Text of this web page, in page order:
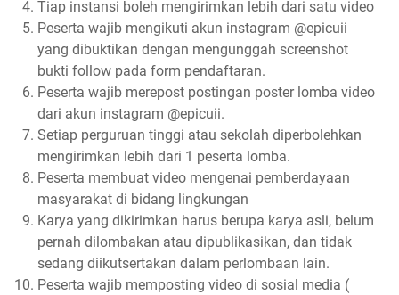
Tiap instansi boleh mengirimkan lebih dari satu video
Peserta wajib mengikuti akun instagram @epicuii
yang dibuktikan dengan mengunggah screenshot
bukti follow pada form pendaftaran.
Peserta wajib merepost postingan poster lomba video
dari akun instagram @epicuii.
Setiap perguruan tinggi atau sekolah diperbolehkan
mengirimkan lebih dari 1 peserta lomba.
Peserta membuat video mengenai pemberdayaan
masyarakat di bidang lingkungan
Karya yang dikirimkan harus berupa karya asli, belum
pernah dilombakan atau dipublikasikan, dan tidak
sedang diikutsertakan dalam perlombaan lain.
Peserta wajib memposting video di sosial media (